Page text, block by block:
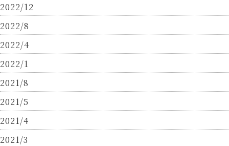
2022/12
2022/8
2022/4
2022/1
2021/8
2021/5
2021/4
2021/3